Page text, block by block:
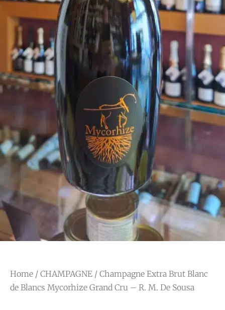
Home / CHAMPAGNE / Champagne Extra Brut Blanc
de Blancs Mycorhize Grand Cru – R. M. De Sousa